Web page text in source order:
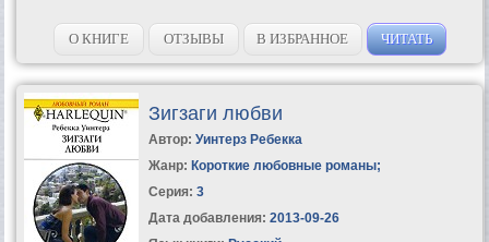
О КНИГЕ ОТЗЫВЫ В ИЗБРАННОЕ ЧИТАТЬ
Зигзаги любви
Автор: Уинтерз Ребекка
Жанр: Короткие любовные романы;
Серия: 3
Дата добавления: 2013-09-26